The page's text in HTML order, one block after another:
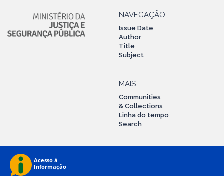
NAVEGAÇÃO
Issue Date
Author
Title
Subject
MAIS
Communities
& Collections
Linha do tempo
Search